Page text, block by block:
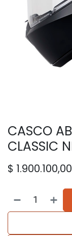
CASCO
CLASSIC
$ 1.900.100,00